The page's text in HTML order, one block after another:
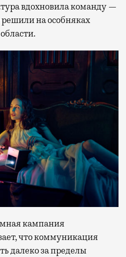
вдохновила команду —
решили на особняках
кампания
что коммуникация
далеко за пределы